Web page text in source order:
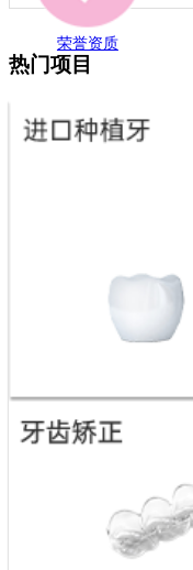
荣誉资质
热门项目